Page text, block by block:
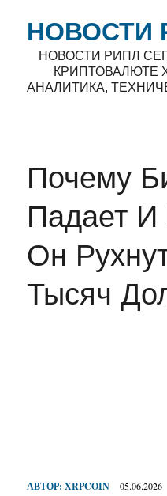
НОВОСТИ
НОВОСТИ РИПЛ
КРИПТОВАЛЮТЕ
АНАЛИТИКА,
Почему
Падает
Он
Тысяч
АВТОР: XRPCOIN 05.06.2026